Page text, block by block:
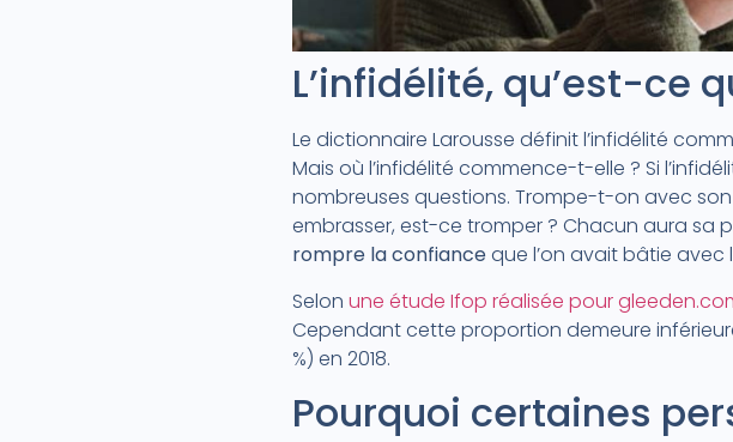
L’infidélité, qu’est-ce
Le dictionnaire Larousse définit l’infidélité
Mais où l’infidélité commence-t-elle ? Si
nombreuses questions. Trompe-t-on avec
embrasser, est-ce tromper ? Chacun aura sa
rompre la confianceque l’on avait bâtie avec
Selon une étude Ifop réalisée pour
Cependant cette proportion demeure
%) en 2018.
Pourquoi certaines